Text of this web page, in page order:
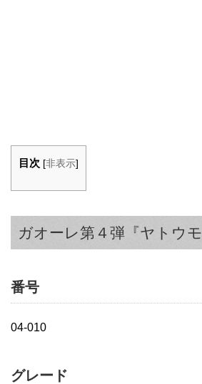
目次 [非表示]
ガオーレ第４弾『ヤトウモ
番号
04-010
グレード